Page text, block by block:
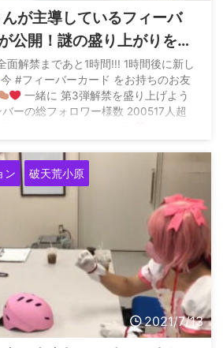
が主導しているフィーバ
公開！謎の盛り上がりをみ
面解禁まであと1時間!!! 1時間後に新し
今 #フィーバーカード をお持ちのお友
一緒に 第3弾解禁を盛り上げよう
ーの総フォロワー様数 200517人超
ン 破天荒小原
2021/7/13